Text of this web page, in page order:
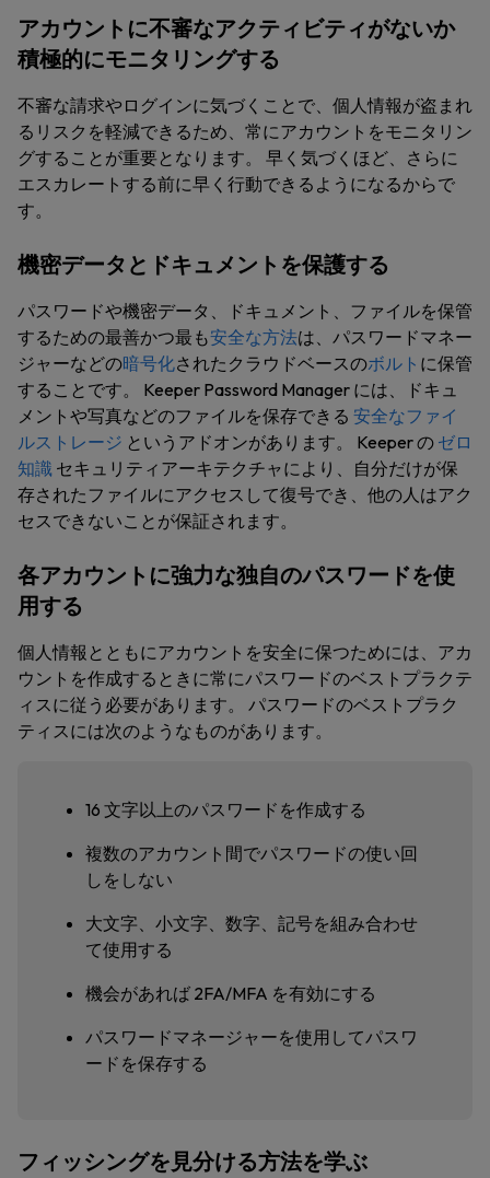
アカウントに不審なアクティビティがないか
積極的にモニタリングする
不審な請求やログインに気づくことで、個人情報が盗まれ
るリスクを軽減できるため、常にアカウントをモニタリン
グすることが重要となります。 早く気づくほど、さらに
エスカレートする前に早く行動できるようになるからで
す。
機密データとドキュメントを保護する
パスワードや機密データ、ドキュメント、ファイルを保管
するための最善かつ最も安全な方法は、パスワードマネー
ジャーなどの暗号化されたクラウドベースのボルト に保管
することです。 Keeper Password Manager には、ドキュ
メントや写真などのファイルを保存できる 安全なファイ
ルストレージ というアドオンがあります。 Keeper の ゼロ
知識 セキュリティアーキテクチャにより、自分だけが保
存されたファイルにアクセスして復号でき、他の人はアク
セスできないことが保証されます。
各アカウントに強力な独自のパスワードを使
用する
個人情報とともにアカウントを安全に保つためには、アカ
ウントを作成するときに常にパスワードのベストプラクテ
ィスに従う必要があります。 パスワードのベストプラク
ティスには次のようなものがあります。
16 文字以上のパスワードを作成する
複数のアカウント間でパスワードの使い回
しをしない
大文字、小文字、数字、記号を組み合わせ
て使用する
機会があれば 2FA/MFA を有効にする
パスワードマネージャーを使用してパスワ
ードを保存する
フィッシングを見分ける方法を学ぶ